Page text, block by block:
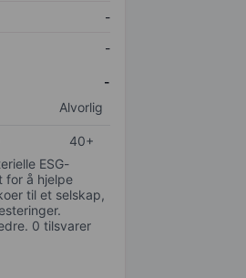
-
-
-
Alvorlig
40+
ESG-
for å hjelpe
til et selskap,
0 tilsvarer